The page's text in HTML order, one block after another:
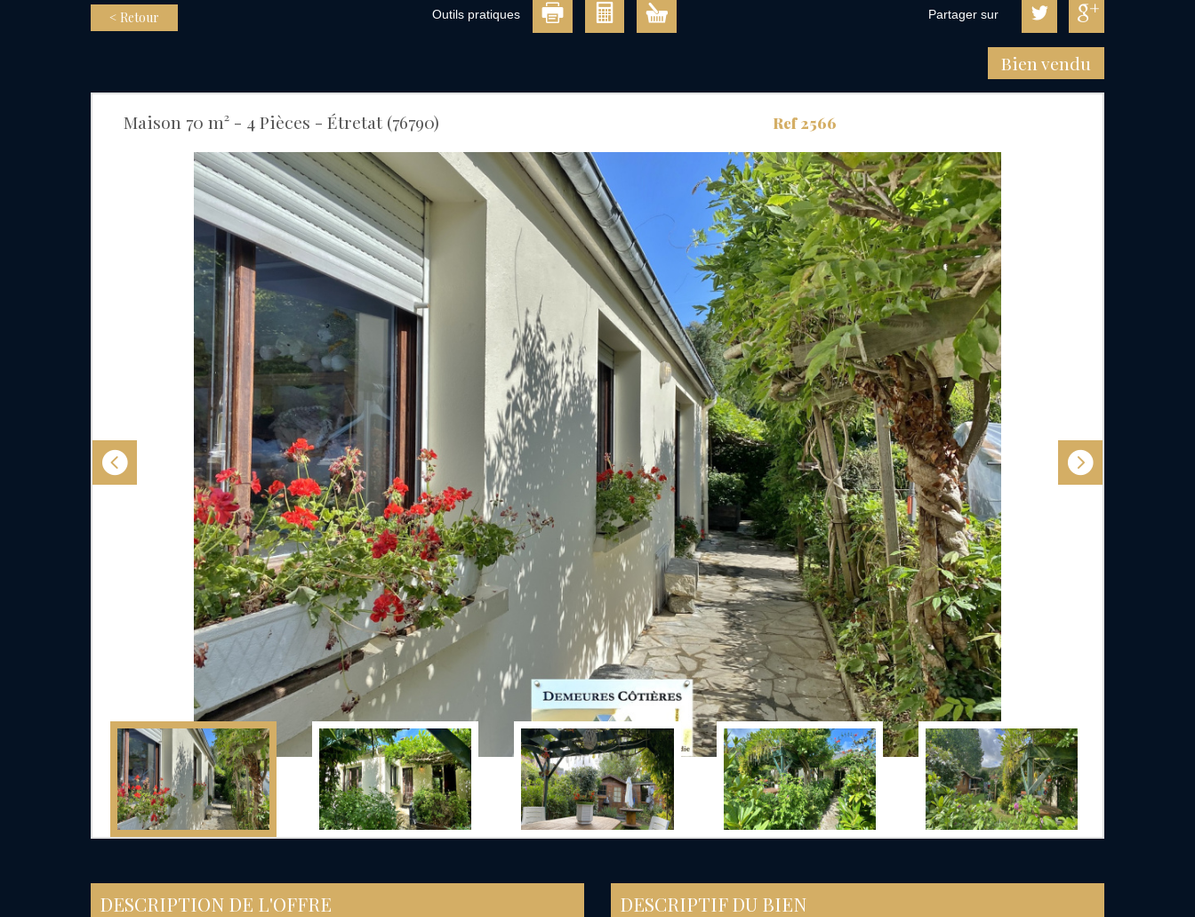
< Retour Outils pratiques Partager sur
Bien vendu
Maison 70 m² - 4 Pièces - Étretat (76790) Ref 2566
DESCRIPTION DE L'OFFRE DESCRIPTIF DU BIEN